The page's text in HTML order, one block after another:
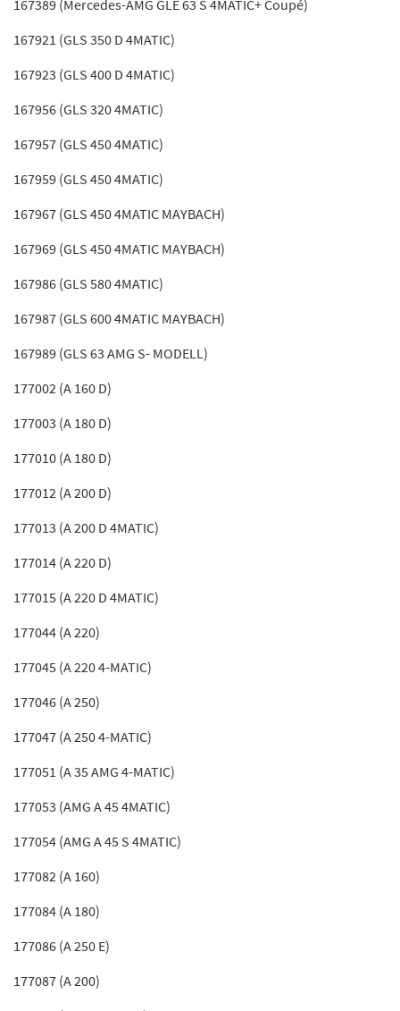
167389 (Mercedes-AMG GLE 63 S 4MATIC+ Coupé)
167921 (GLS 350 D 4MATIC)
167923 (GLS 400 D 4MATIC)
167956 (GLS 320 4MATIC)
167957 (GLS 450 4MATIC)
167959 (GLS 450 4MATIC)
167967 (GLS 450 4MATIC MAYBACH)
167969 (GLS 450 4MATIC MAYBACH)
167986 (GLS 580 4MATIC)
167987 (GLS 600 4MATIC MAYBACH)
167989 (GLS 63 AMG S- MODELL)
177002 (A 160 D)
177003 (A 180 D)
177010 (A 180 D)
177012 (A 200 D)
177013 (A 200 D 4MATIC)
177014 (A 220 D)
177015 (A 220 D 4MATIC)
177044 (A 220)
177045 (A 220 4-MATIC)
177046 (A 250)
177047 (A 250 4-MATIC)
177051 (A 35 AMG 4-MATIC)
177053 (AMG A 45 4MATIC)
177054 (AMG A 45 S 4MATIC)
177082 (A 160)
177084 (A 180)
177086 (A 250 E)
177087 (A 200)